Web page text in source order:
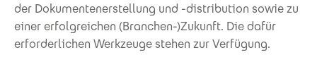
der Dokumentenerstellung und -distribution sowie zu
einer erfolgreichen (Branchen-)Zukunft. Die dafür
erforderlichen Werkzeuge stehen zur Verfügung.